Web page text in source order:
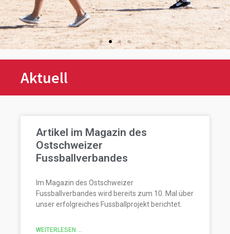
Aktuell
Artikel im Magazin des
Ostschweizer
Fussballverbandes
Im Magazin des Ostschweizer
Fussballverbandes wird bereits zum 10. Mal über
unser erfolgreiches Fussballprojekt berichtet.
WEITERLESEN ...